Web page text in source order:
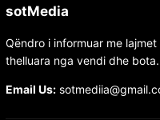
sotMedia
Qëndro i informuar me
thelluara nga vendi dhe bota.
Email Us: